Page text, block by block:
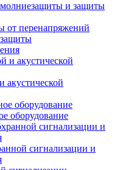
молниезащиты и защиты
от перенапряжений
акустической
оборудование
оборудование
сигнализации и